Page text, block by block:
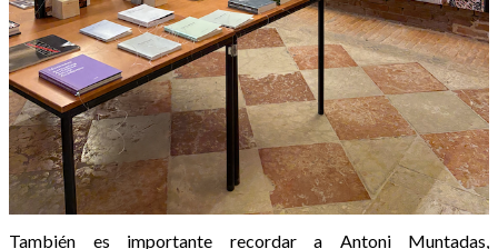
También es importante recordar a Antoni Muntadas,